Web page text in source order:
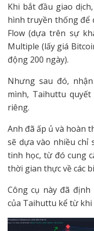
Khi bắt đầu giao
hình truyền thống để
Flow (dựa trên sự
Multiple (lấy giá
động 200 ngày).
Nhưng sau đó,
mình, Taihuttu
riêng.
Anh đã ấp ủ và hoàn
sẽ dựa vào nhiều chỉ
tinh học, từ đó cung
thời gian thực về các
Công cụ này đã
của Taihuttu kể từ khi